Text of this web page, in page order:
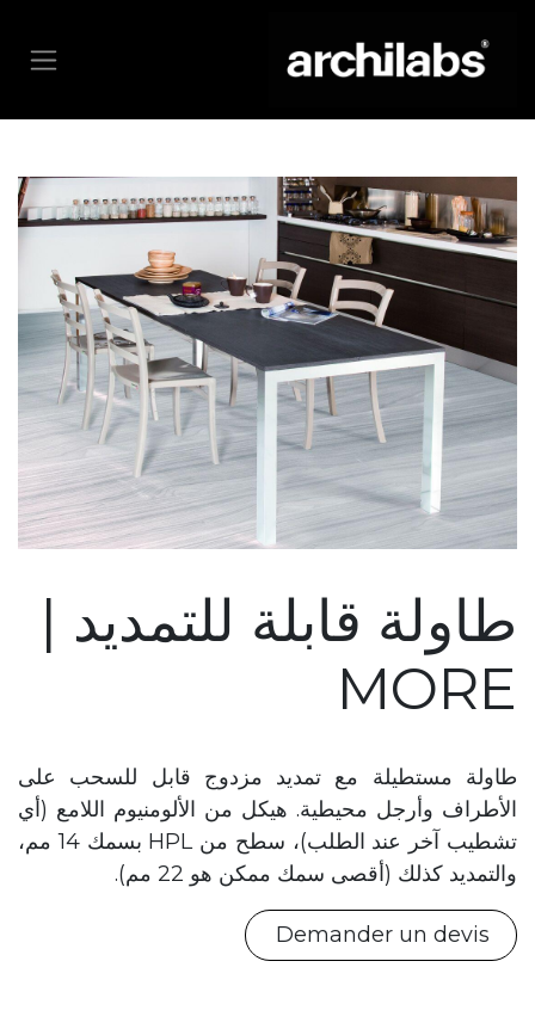
طاولة قابلة للتمديد |
MORE
طاولة مستطيلة مع تمديد مزدوج قابل للسحب على
الأطراف وأرجل محيطية. هيكل من الألومنيوم اللامع (أي
تشطيب آخر عند الطلب)، سطح من HPL بسمك 14 مم،
والتمديد كذلك (أقصى سمك ممكن هو 22 مم).
Demander un devis